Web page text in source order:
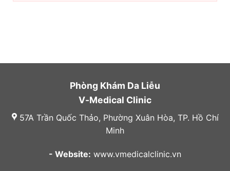
Phòng Khám Da Liễu
V-Medical Clinic
57A Trần Quốc Thảo, Phường Xuân Hòa, TP. Hồ Chí
Minh
- Website: www.vmedicalclinic.vn